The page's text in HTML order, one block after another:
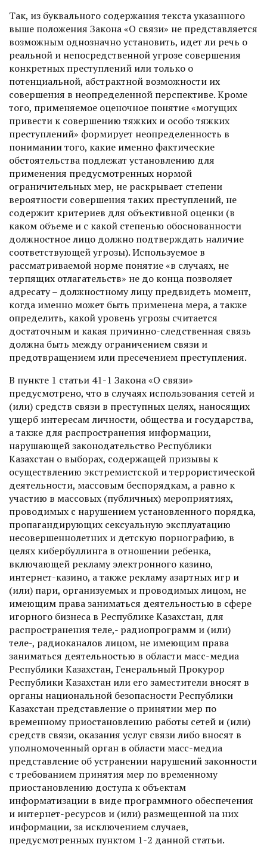
Так, из буквального содержания текста указанного
выше положения Закона «О связи» не представляется
возможным однозначно установить, идет ли речь о
реальной и непосредственной угрозе совершения
конкретных преступлений или только о
потенциальной, абстрактной возможности их
совершения в неопределенной перспективе. Кроме
того, применяемое оценочное понятие «могущих
привести к совершению тяжких и особо тяжких
преступлений» формирует неопределенность в
понимании того, какие именно фактические
обстоятельства подлежат установлению для
применения предусмотренных нормой
ограничительных мер, не раскрывает степени
вероятности совершения таких преступлений, не
содержит критериев для объективной оценки (в
каком объеме и с какой степенью обоснованности
должностное лицо должно подтверждать наличие
соответствующей угрозы). Используемое в
рассматриваемой норме понятие «в случаях, не
терпящих отлагательств» не до конца позволяет
адресату – должностному лицу предвидеть момент,
когда именно может быть применена мера, а также
определить, какой уровень угрозы считается
достаточным и какая причинно-следственная связь
должна быть между ограничением связи и
предотвращением или пресечением преступления.
В пункте 1 статьи 41-1 Закона «О связи»
предусмотрено, что в случаях использования сетей и
(или) средств связи в преступных целях, наносящих
ущерб интересам личности, общества и государства,
а также для распространения информации,
нарушающей законодательство Республики
Казахстан о выборах, содержащей призывы к
осуществлению экстремистской и террористической
деятельности, массовым беспорядкам, а равно к
участию в массовых (публичных) мероприятиях,
проводимых с нарушением установленного порядка,
пропагандирующих сексуальную эксплуатацию
несовершеннолетних и детскую порнографию, в
целях кибербуллинга в отношении ребенка,
включающей рекламу электронного казино,
интернет-казино, а также рекламу азартных игр и
(или) пари, организуемых и проводимых лицом, не
имеющим права заниматься деятельностью в сфере
игорного бизнеса в Республике Казахстан, для
распространения теле,- радиопрограмм и (или)
теле-, радиоканалов лицом, не имеющим права
заниматься деятельностью в области масс-медиа
Республики Казахстан, Генеральный Прокурор
Республики Казахстан или его заместители вносят в
органы национальной безопасности Республики
Казахстан представление о принятии мер по
временному приостановлению работы сетей и (или)
средств связи, оказания услуг связи либо вносят в
уполномоченный орган в области масс-медиа
представление об устранении нарушений законности
с требованием принятия мер по временному
приостановлению доступа к объектам
информатизации в виде программного обеспечения
и интернет-ресурсов и (или) размещенной на них
информации, за исключением случаев,
предусмотренных пунктом 1-2 данной статьи.